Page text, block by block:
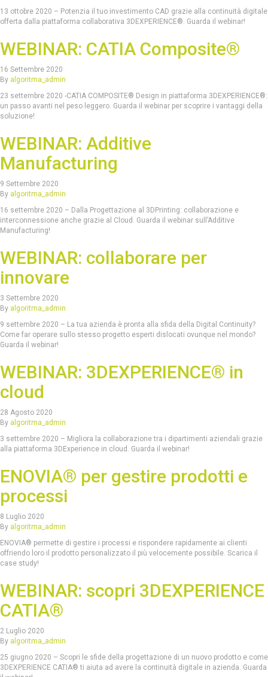
13 ottobre 2020 – Potenzia il tuo investimento CAD grazie alla continuità digitale
offerta dalla piattaforma collaborativa 3DEXPERIENCE®. Guarda il webinar!
WEBINAR: CATIA Composite®
16 Settembre 2020
By algoritma_admin
23 settembre 2020 -CATIA COMPOSITE® Design in piattaforma 3DEXPERIENCE®:
un passo avanti nel peso leggero. Guarda il webinar per scoprire i vantaggi della
soluzione!
WEBINAR: Additive
Manufacturing
9 Settembre 2020
By algoritma_admin
16 settembre 2020 – Dalla Progettazione al 3DPrinting: collaborazione e
interconnessione anche grazie al Cloud. Guarda il webinar sull’Additive
Manufacturing!
WEBINAR: collaborare per
innovare
3 Settembre 2020
By algoritma_admin
9 settembre 2020 – La tua azienda è pronta alla sfida della Digital Continuity?
Come far operare sullo stesso progetto esperti dislocati ovunque nel mondo?
Guarda il webinar!
WEBINAR: 3DEXPERIENCE® in
cloud
28 Agosto 2020
By algoritma_admin
3 settembre 2020 – Migliora la collaborazione tra i dipartimenti aziendali grazie
alla piattaforma 3DExperience in cloud. Guarda il webinar!
ENOVIA® per gestire prodotti e
processi
8 Luglio 2020
By algoritma_admin
ENOVIA® permette di gestire i processi e rispondere rapidamente ai clienti
offriendo loro il prodotto personalizzato il più velocemente possibile. Scarica il
case study!
WEBINAR: scopri 3DEXPERIENCE
CATIA®
2 Luglio 2020
By algoritma_admin
25 giugno 2020 – Scopri le sfide della progettazione di un nuovo prodotto e come
3DEXPERIENCE CATIA® ti aiuta ad avere la continuità digitale in azienda. Guarda